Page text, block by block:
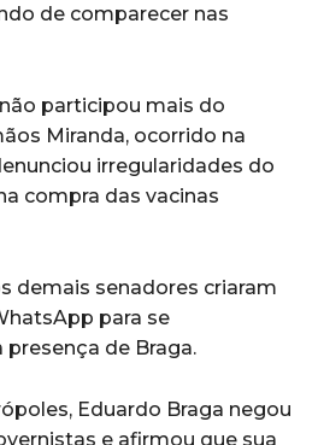
de comparecer nas
participou mais do
Miranda, ocorrido na
irregularidades do
compra das vacinas
demais senadores criaram
para se
de Braga.
Eduardo Braga negou
e afirmou que sua